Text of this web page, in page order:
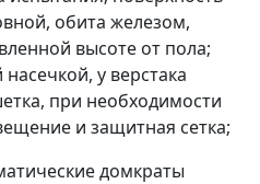
обита железом,
высоте от пола;
у верстака
при необходимости
и защитная сетка;
домкраты